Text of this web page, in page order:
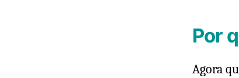
Por
Agora